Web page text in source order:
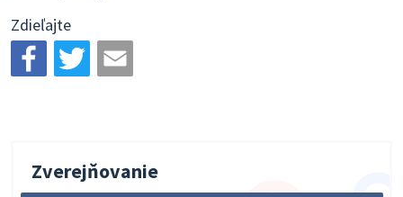
Zdieľajte
Zverejňovanie